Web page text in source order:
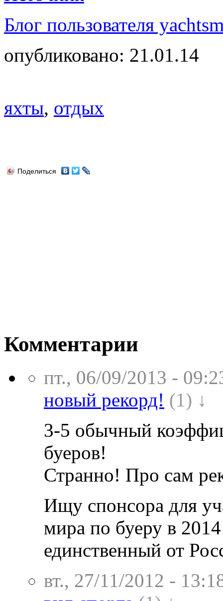
Блог пользователя
опубликовано: 21.01.14
яхты, отдых
Поделиться
Комментарии
пт., 06/09/2013 -
новый рекорд! (1) ↓
3-5 обычный
буеров!
Странно! Про сам
Ищу спонсора для
мира по буеру в
единственный от
вт., 27/11/2012 -